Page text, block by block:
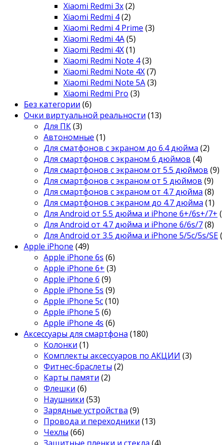
Xiaomi Redmi 3x(2)
Xiaomi Redmi 4(2)
Xiaomi Redmi 4 Prime (3)
Xiaomi Redmi 4A(5)
Xiaomi Redmi 4X(1)
Xiaomi Redmi Note 4(3)
Xiaomi Redmi Note 4X(7)
Xiaomi Redmi Note 5A(3)
Xiaomi Redmi Pro (3)
Без категории (6)
Очки виртуальной реальности (13)
Для ПК(3)
Автономные (1)
Для сматфонов с экраном до 6.4 дюйма (2)
Для смартфонов с экраном 6 дюймов (4)
Для смартфонов с экраном от 5.5 дюймов (9)
Для смартфонов с экраном от 5 дюймов (9)
Для смартфонов с экраном от 4.7 дюйма (8)
Для смартфонов с экраном до 4.7 дюйма (1)
Для Android от 5.5 дюйма и iPhone 6+/6s+/7+
Для Android от 4.7 дюйма и iPhone 6/6s/7(8)
Для Android от 3.5 дюйма и iPhone 5/5c/5s/SE
Apple iPhone (49)
Apple iPhone 6s (6)
Apple iPhone 6+ (3)
Apple iPhone 6 (9)
Apple iPhone 5s (9)
Apple iPhone 5c(10)
Apple iPhone 5 (6)
Apple iPhone 4s (6)
Аксессуары для смартфона (180)
Колонки (1)
Комплекты аксессуаров по АКЦИИ (3)
Фитнес-браслеты (2)
Карты памяти (2)
Флешки (6)
Наушники (53)
Зарядные устройства (9)
Провода и переходники (13)
Чехлы (66)